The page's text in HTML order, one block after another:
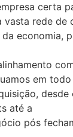
certa
vasta rede de
economia,
em todo
até a
pós